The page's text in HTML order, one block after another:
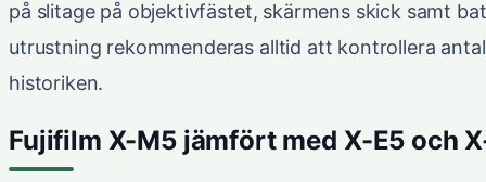
på slitage på objektivfästet, skärmens skick samt
utrustning rekommenderas alltid att kontrollera
historiken.
Fujifilm X-M5 jämfört med X-E5 och